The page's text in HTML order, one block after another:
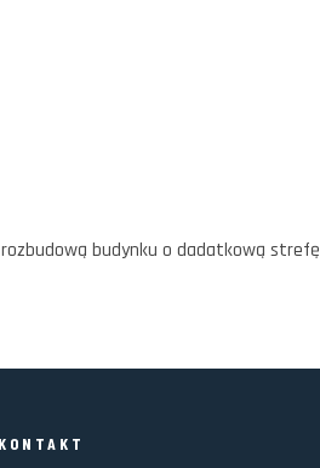
budynku o dadatkową strefę
KONTAKT